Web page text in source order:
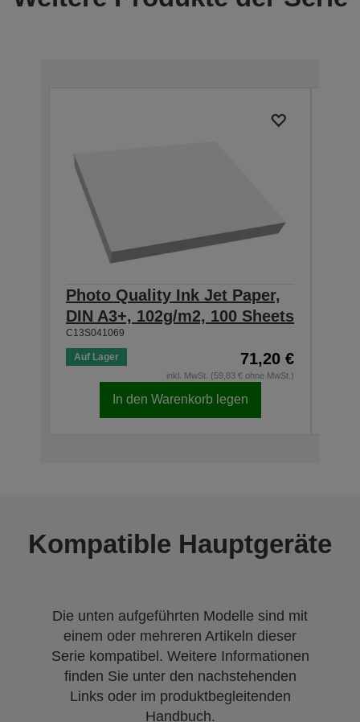
Photo Quality Ink Jet Paper,
DIN A3+, 102g/m2, 100 Sheets
C13S041069
Auf Lager 71,20 €
inkl. MwSt. (59,83 € ohne MwSt.)
In den Warenkorb legen
Kompatible Hauptgeräte
Die unten aufgeführten Modelle sind mit
einem oder mehreren Artikeln dieser
Serie kompatibel. Weitere Informationen
finden Sie unter den nachstehenden
Links oder im produktbegleitenden
Handbuch.